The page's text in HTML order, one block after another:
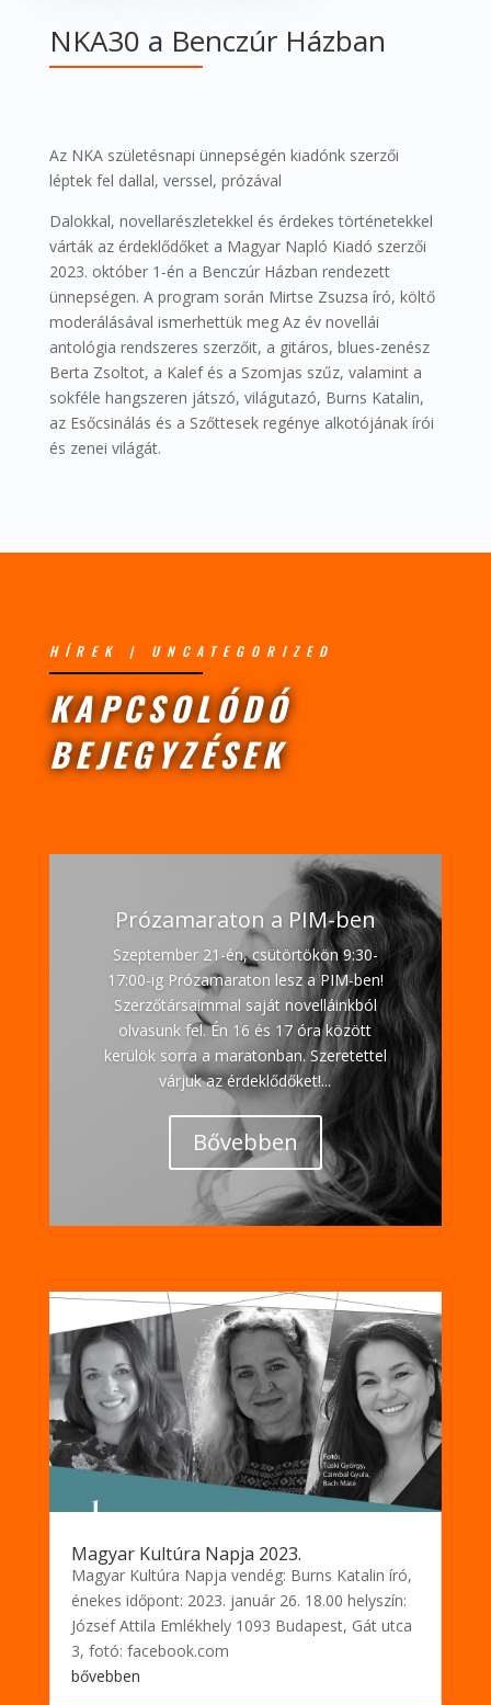
NKA30 a Benczúr Házban
Az NKA születésnapi ünnepségén kiadónk szerzői
léptek fel dallal, verssel, prózával
Dalokkal, novellarészletekkel és érdekes történetekkel
várták az érdeklődőket a Magyar Napló Kiadó szerzői
2023. október 1-én a Benczúr Házban rendezett
ünnepségen. A program során Mirtse Zsuzsa író, költő
moderálásával ismerhettük meg Az év novellái
antológia rendszeres szerzőit, a gitáros, blues-zenész
Berta Zsoltot, a Kalef és a Szomjas szűz, valamint a
sokféle hangszeren játszó, világutazó, Burns Katalin,
az Esőcsinálás és a Szőttesek regénye alkotójának írói
és zenei világát.
HÍREK | UNCATEGORIZED
KAPCSOLÓDÓ
BEJEGYZÉSEK
Prózamaraton a PIM-ben
Szeptember 21-én, csütörtökön 9:30-
17:00-ig Prózamaraton lesz a PIM-ben!
Szerzőtársaimmal saját novelláinkból
olvasunk fel. Én 16 és 17 óra között
kerülök sorra a maratonban. Szeretettel
várjuk az érdeklődőket!...
Bővebben
Magyar Kultúra Napja 2023.
Magyar Kultúra Napja vendég: Burns Katalin író,
énekes időpont: 2023. január 26. 18.00 helyszín:
József Attila Emlékhely 1093 Budapest, Gát utca
3, fotó: facebook.com
bővebben